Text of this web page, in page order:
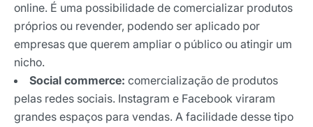
online. É uma possibilidade de comercializar produtos
próprios ou revender, podendo ser aplicado por
empresas que querem ampliar o público ou atingir um
nicho.
Social commerce: comercialização de produtos
pelas redes sociais. Instagram e Facebook viraram
grandes espaços para vendas. A facilidade desse tipo